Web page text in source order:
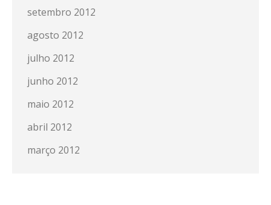
setembro 2012
agosto 2012
julho 2012
junho 2012
maio 2012
abril 2012
março 2012